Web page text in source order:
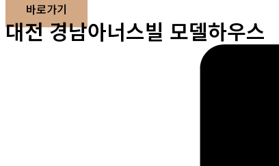
바로가기
대전 경남아너스빌 모델하우스